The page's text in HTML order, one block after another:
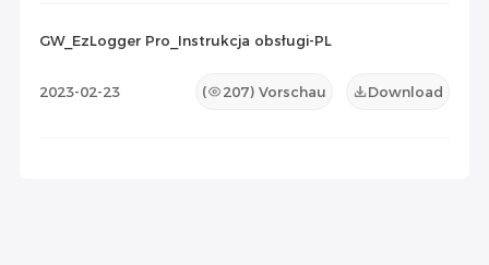
GW_EzLogger Pro_Instrukcja obsługi-PL
2023-02-23 ( 207) Vorschau Download